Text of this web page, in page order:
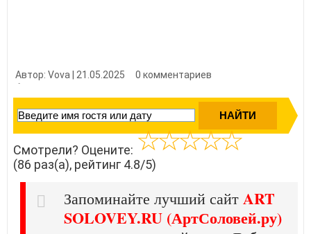
Автор: Vova | 21.05.2025
0 комментариев
Смотрели? Оцените:
(86 раз(а), рейтинг 4.8/5)
Запоминайте лучший сайт ART
SOLOVEY.RU (АртСоловей.ру)